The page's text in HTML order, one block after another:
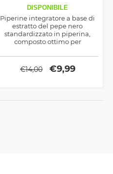
DISPONIBILE
Piperine integratore a base di
estratto del pepe nero
standardizzato in piperina,
composto ottimo per
nutrienti ma anche come
termogenico naturale
€14,00 €9,99